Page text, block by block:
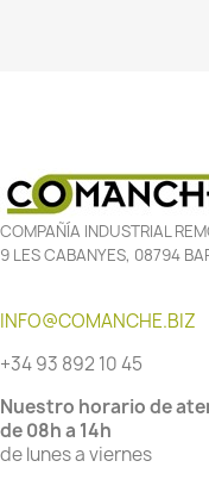
COMPAÑÍA INDUSTRIAL
9 LES CABANYES, 08794
INFO@COMANCHE.BIZ
+34 93 892 10 45
Nuestro horario de
de 08h a 14h
de lunes a viernes